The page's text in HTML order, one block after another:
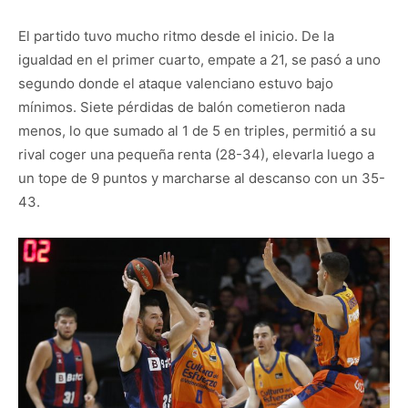
El partido tuvo mucho ritmo desde el inicio. De la
igualdad en el primer cuarto, empate a 21, se pasó a uno
segundo donde el ataque valenciano estuvo bajo
mínimos. Siete pérdidas de balón cometieron nada
menos, lo que sumado al 1 de 5 en triples, permitió a su
rival coger una pequeña renta (28-34), elevarla luego a
un tope de 9 puntos y marcharse al descanso con un 35-
43.